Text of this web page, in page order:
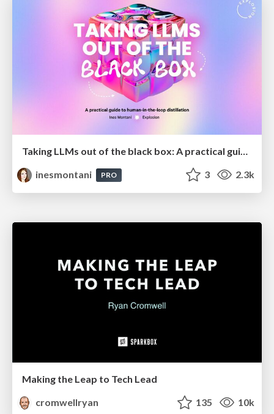
Taking LLMs out of the black box: A practical guide to human-in-the-loop distillation
inesmontani
PRO 3 2.3k
Making the Leap to Tech Lead
cromwellryan
135 10k